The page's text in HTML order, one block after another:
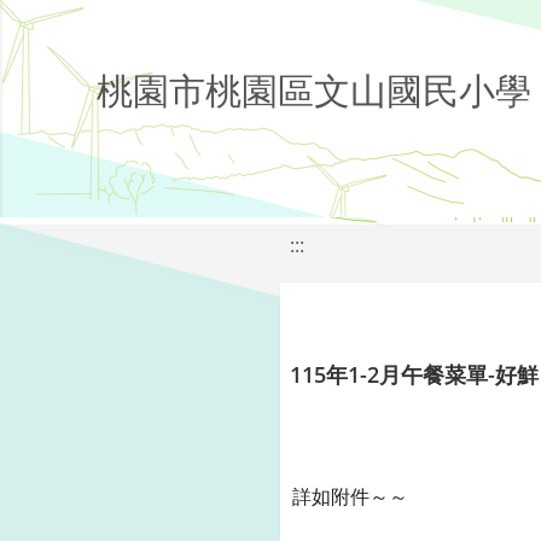
桃園市桃園區文山國民小學
:::
115年1-2月午餐菜單-好鮮
詳如附件～～